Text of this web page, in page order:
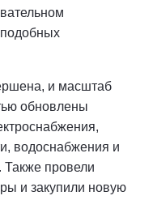
и масштаб
обновлены
водоснабжения и
Также провели
и закупили новую